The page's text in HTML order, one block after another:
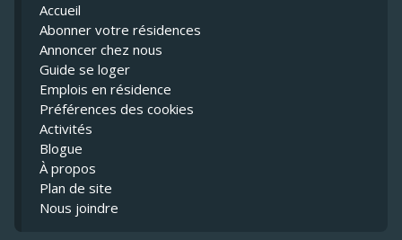
Accueil
Abonner votre résidences
Annoncer chez nous
Guide se loger
Emplois en résidence
Préférences des cookies
Activités
Blogue
À propos
Plan de site
Nous joindre